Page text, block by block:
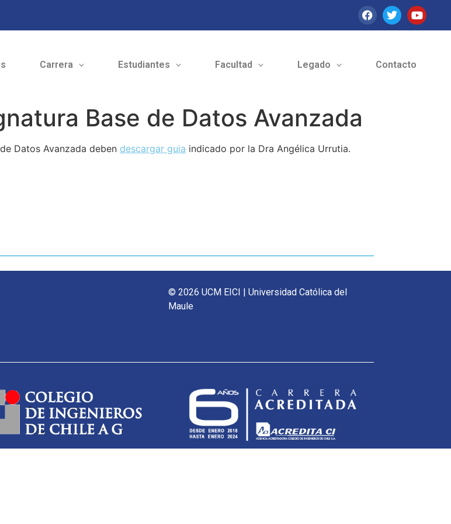
Carrera Estudiantes Facultad Legado Contacto
Base de Datos Avanzada
Datos Avanzada deben descargar guia indicado por la Dra Angélica Urrutia.
© 2026 UCM EICI | Universidad Católica del
Maule